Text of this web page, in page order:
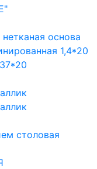
основа
1,4*20
столовая